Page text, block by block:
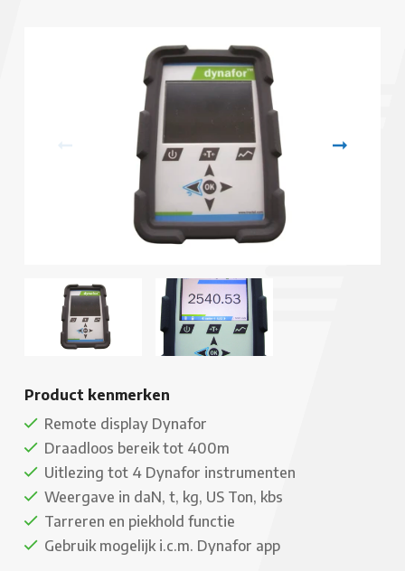
Product kenmerken
Remote display Dynafor
Draadloos bereik tot 400m
Uitlezing tot 4 Dynafor instrumenten
Weergave in daN, t, kg, US Ton, kbs
Tarreren en piekhold functie
Gebruik mogelijk i.c.m. Dynafor app